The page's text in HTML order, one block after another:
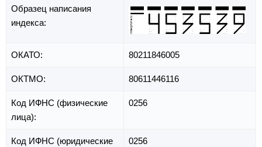
Образец написания
индекса:
ОКАТО: 80211846005
ОКТМО: 80611446116
Код ИФНС (физические
лица):
0256
Код ИФНС (юридические
0256